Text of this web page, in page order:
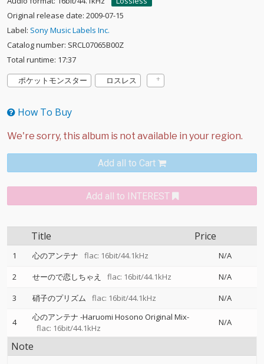
Original release date: 2009-07-15
Label: Sony Music Labels Inc.
Catalog number: SRCL07065B00Z
Total runtime: 17:37
ポケットモンスター
ロスレス
How To Buy
Add all to Cart
Add all to INTEREST
Title Price
1 心のアンテナ flac: 16bit/44.1kHz
N/A
2
せーので恋しちゃえ flac: 16bit/44.1kHz
N/A
3
硝子のプリズム flac: 16bit/44.1kHz N/A
4
心のアンテナ -Haruomi Hosono Original Mix-
flac: 16bit/44.1kHz
N/A
Note